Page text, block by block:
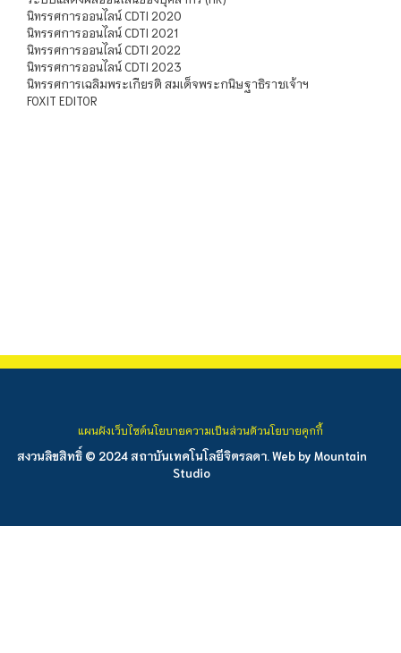
นิทรรศการออนไลน์ CDTI 2020
นิทรรศการออนไลน์ CDTI 2021
นิทรรศการออนไลน์ CDTI 2022
นิทรรศการออนไลน์ CDTI 2023
นิทรรศการเฉลิมพระเกียรติ สมเด็จพระกนิษฐาธิราชเจ้าฯ
FOXIT EDITOR
สงวนลิขสิทธิ์ © 2024 สถาบันเทคโนโลยีจิตรลดา. Web by Mountain
Studio
แผนผังเว็บไซต์นโยบายความเป็นส่วนตัวนโยบายคุกกี้